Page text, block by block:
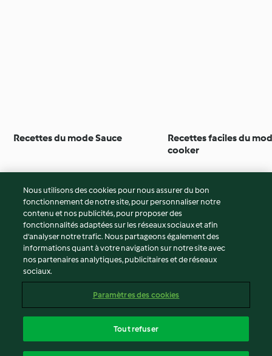
Recettes du mode Sauce
Recettes faciles du
cooker
© Copyright 2026
Conditions d'utilisation
Politique de confidentialité
Non-responsabilité
Mentions légales
Contenu du rapport
Déclaration d'accessibilité
Nous utilisons des cookies pour nous assurer du bon
fonctionnement de notre site, pour personnaliser notre
contenu et nos publicités, pour proposer des
fonctionnalités adaptées sur les réseaux sociaux et afin
d’analyser notre trafic. Nous partageons également des
informations quant à votre navigation sur notre site avec
nos partenaires analytiques, publicitaires et de réseaux
sociaux.
Paramètres des cookies
Tout refuser